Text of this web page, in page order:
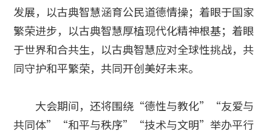
发展，以古典智慧涵育公民道德情操；着眼于国家
繁荣进步，以古典智慧厚植现代化精神根基；着眼
于世界和合共生，以古典智慧应对全球性挑战，共
同守护和平繁荣，共同开创美好未来。
大会期间，还将围绕“德性与教化”“友爱与
共同体”“和平与秩序”“技术与文明”举办平行